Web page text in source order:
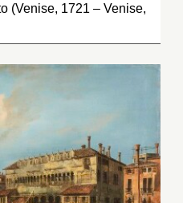
(Venise, 1721 – Venise,